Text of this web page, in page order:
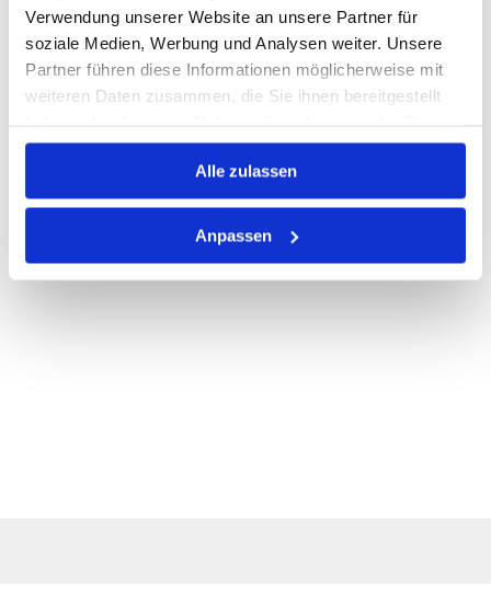
Verwendung unserer Website an unsere Partner für
soziale Medien, Werbung und Analysen weiter. Unsere
Partner führen diese Informationen möglicherweise mit
weiteren Daten zusammen, die Sie ihnen bereitgestellt
gesammelt haben.
Alle zulassen
Anpassen
Print
PRODUKTBESCHREIBUNG
ALLE SPEZIFIKATIONEN